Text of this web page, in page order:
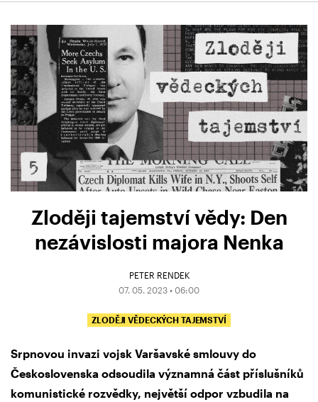
Zloději tajemství vědy: Den
nezávislosti majora Nenka
PETER RENDEK
07. 05. 2023 • 06:00
ZLODĚJI VĚDECKÝCH TAJEMSTVÍ
Srpnovou invazi vojsk Varšavské smlouvy do
Československa odsoudila významná část příslušníků
komunistické rozvědky, největší odpor vzbudila na